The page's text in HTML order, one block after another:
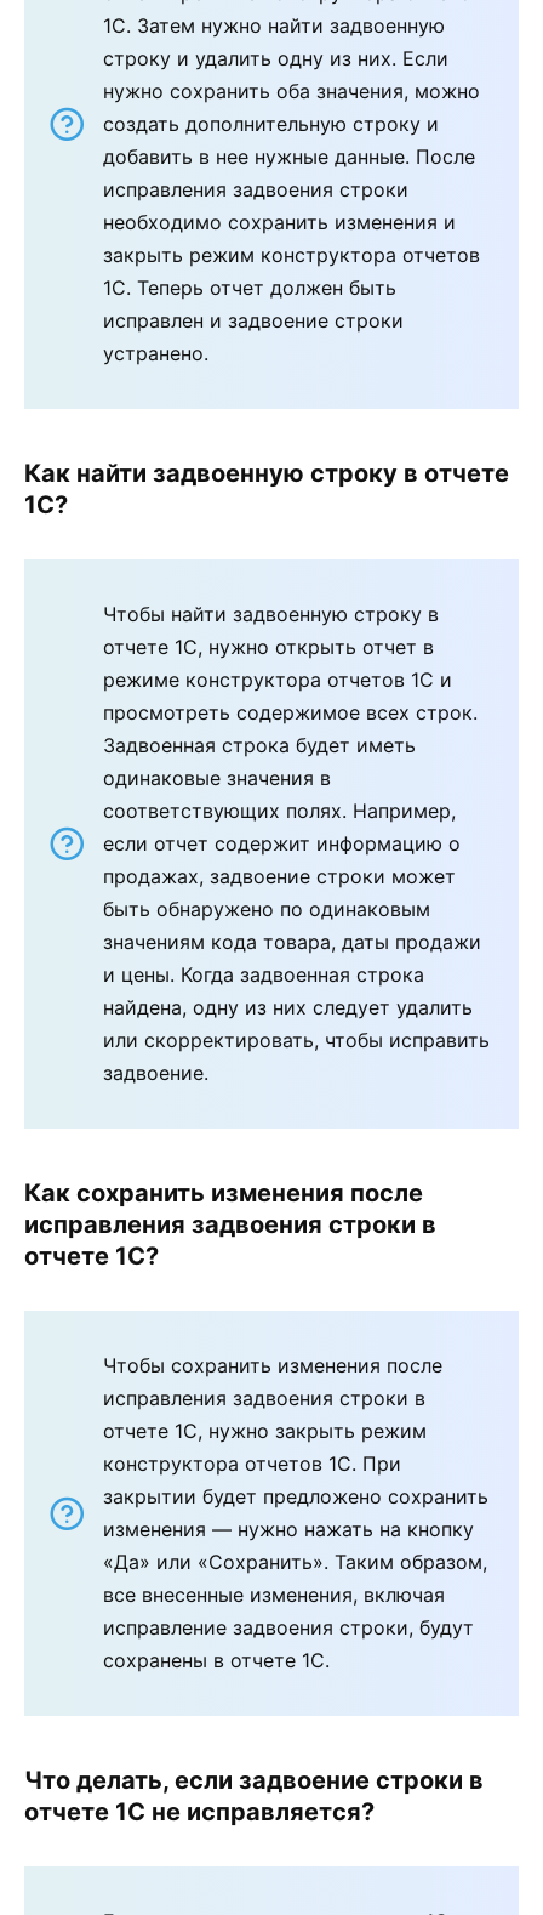
1С. Затем нужно найти задвоенную
строку и удалить одну из них. Если
нужно сохранить оба значения, можно
создать дополнительную строку и
добавить в нее нужные данные. После
исправления задвоения строки
необходимо сохранить изменения и
закрыть режим конструктора отчетов
1С. Теперь отчет должен быть
исправлен и задвоение строки
устранено.
Как найти задвоенную строку в отчете
1С?
Чтобы найти задвоенную строку в
отчете 1С, нужно открыть отчет в
режиме конструктора отчетов 1С и
просмотреть содержимое всех строк.
Задвоенная строка будет иметь
одинаковые значения в
соответствующих полях. Например,
если отчет содержит информацию о
продажах, задвоение строки может
быть обнаружено по одинаковым
значениям кода товара, даты продажи
и цены. Когда задвоенная строка
найдена, одну из них следует удалить
или скорректировать, чтобы исправить
задвоение.
Как сохранить изменения после
исправления задвоения строки в
отчете 1С?
Чтобы сохранить изменения после
исправления задвоения строки в
отчете 1С, нужно закрыть режим
конструктора отчетов 1С. При
закрытии будет предложено сохранить
изменения — нужно нажать на кнопку
«Да» или «Сохранить». Таким образом,
все внесенные изменения, включая
исправление задвоения строки, будут
сохранены в отчете 1С.
Что делать, если задвоение строки в
отчете 1С не исправляется?